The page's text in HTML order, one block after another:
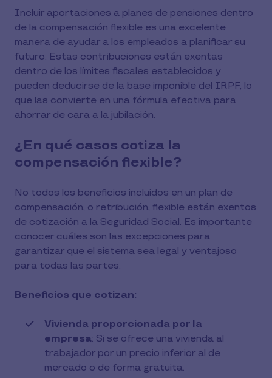
Incluir aportaciones a planes de pensiones dentro
de la compensación flexible es una excelente
manera de ayudar a los empleados a planificar su
futuro. Estas contribuciones están exentas
dentro de los límites fiscales establecidos y
pueden deducirse de la base imponible del IRPF, lo
que las convierte en una fórmula efectiva para
ahorrar de cara a la jubilación.
¿En qué casos cotiza la
compensación flexible?
No todos los beneficios incluidos en un plan de
compensación, o retribución, flexible están exentos
de cotización a la Seguridad Social. Es importante
conocer cuáles son las excepciones para
garantizar que el sistema sea legal y ventajoso
para todas las partes.
Beneficios que cotizan:
Vivienda proporcionada por la
empresa: Si se ofrece una vivienda al
trabajador por un precio inferior al de
mercado o de forma gratuita.